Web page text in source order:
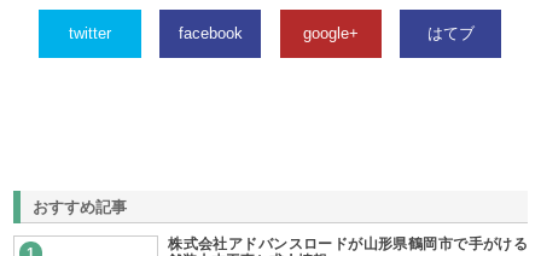
twitter facebook google+ はてブ
おすすめ記事
株式会社アドバンスロードが山形県鶴岡市で手がける